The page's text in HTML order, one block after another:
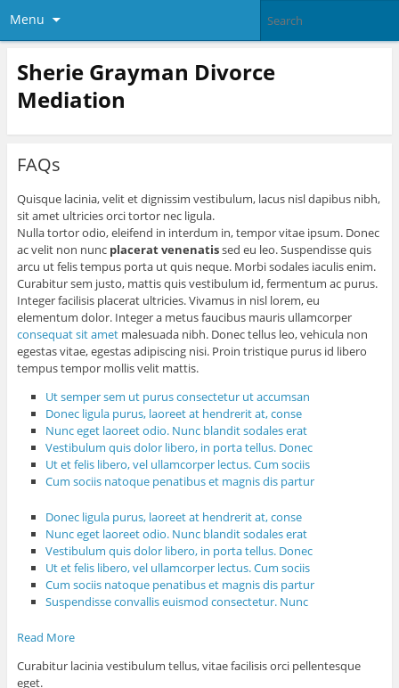
Menu
Sherie Grayman Divorce
Mediation
FAQs
Quisque lacinia, velit et dignissim vestibulum, lacus nisl dapibus nibh,
sit amet ultricies orci tortor nec ligula.
Nulla tortor odio, eleifend in interdum in, tempor vitae ipsum. Donec
ac velit non nunc placerat venenatissed eu leo. Suspendisse quis
arcu ut felis tempus porta ut quis neque. Morbi sodales iaculis enim.
Curabitur sem justo, mattis quis vestibulum id, fermentum ac purus.
Integer facilisis placerat ultricies. Vivamus in nisl lorem, eu
elementum dolor. Integer a metus faucibus mauris ullamcorper
consequat sit ametmalesuada nibh. Donec tellus leo, vehicula non
egestas vitae, egestas adipiscing nisi. Proin tristique purus id libero
tempus tempor mollis velit mattis.
Ut semper sem ut purus consectetur ut accumsan
Donec ligula purus, laoreet at hendrerit at, conse
Nunc eget laoreet odio. Nunc blandit sodales erat
Vestibulum quis dolor libero, in porta tellus. Donec
Ut et felis libero, vel ullamcorper lectus. Cum sociis
Cum sociis natoque penatibus et magnis dis partur
Donec ligula purus, laoreet at hendrerit at, conse
Nunc eget laoreet odio. Nunc blandit sodales erat
Vestibulum quis dolor libero, in porta tellus. Donec
Ut et felis libero, vel ullamcorper lectus. Cum sociis
Cum sociis natoque penatibus et magnis dis partur
Suspendisse convallis euismod consectetur. Nunc
Read More
Curabitur lacinia vestibulum tellus, vitae facilisis orci pellentesque
eget.